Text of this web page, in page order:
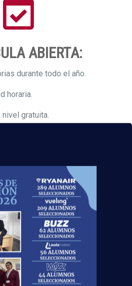
ABIERTA:
durante todo el año.
horaria.
nivel gratuita.
PROFESORES:
Licenciados en